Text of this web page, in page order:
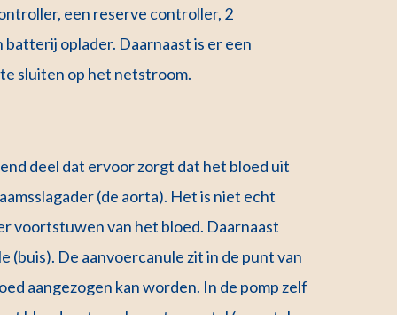
een reserve controller, 2
oplader. Daarnaast is er een
sluiten op het netstroom.
deel dat ervoor zorgt dat het bloed uit
(de aorta). Het is niet echt
voortstuwen van het bloed. Daarnaast
De aanvoercanule zit in de punt van
aangezogen kan worden. In de pomp zelf